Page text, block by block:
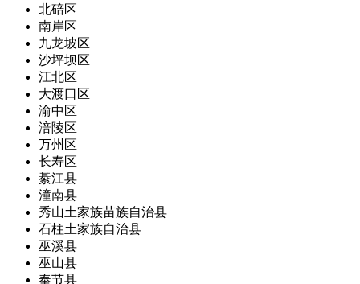
北碚区
南岸区
九龙坡区
沙坪坝区
江北区
大渡口区
渝中区
涪陵区
万州区
长寿区
綦江县
潼南县
秀山土家族苗族自治县
石柱土家族自治县
巫溪县
巫山县
奉节县